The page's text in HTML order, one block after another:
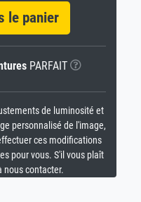
panier
PARFAIT
de luminosité et
personnalisé de l'image,
ces modifications
pour vous. S'il vous plaît
nous contacter.